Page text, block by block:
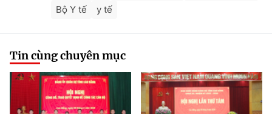
Bộ Y tế
y tế
Tin cùng chuyên mục